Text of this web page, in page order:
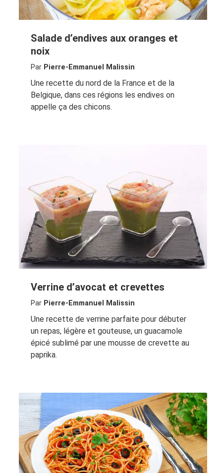
Salade d’endives aux oranges et
noix
Par Pierre-Emmanuel Malissin
Une recette du nord de la France et de la
Belgique, dans ces régions les endives on
appelle ça des chicons.
Verrine d’avocat et crevettes
Par Pierre-Emmanuel Malissin
Une recette de verrine parfaite pour débuter
un repas, légère et gouteuse, un guacamole
épicé sublimé par une mousse de crevette au
paprika.